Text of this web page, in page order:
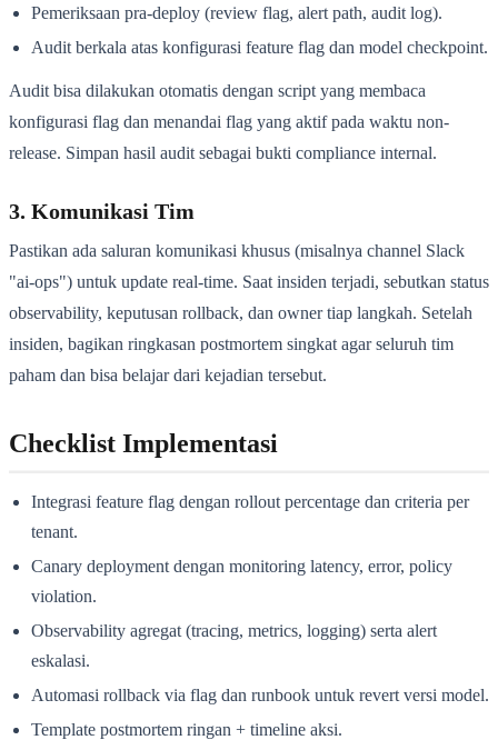
Pemeriksaan pra-deploy (review flag, alert path, audit log).
Audit berkala atas konfigurasi feature flag dan model checkpoint.
Audit bisa dilakukan otomatis dengan script yang membaca
konfigurasi flag dan menandai flag yang aktif pada waktu non-
release. Simpan hasil audit sebagai bukti compliance internal.
3. Komunikasi Tim
Pastikan ada saluran komunikasi khusus (misalnya channel Slack
"ai-ops") untuk update real-time. Saat insiden terjadi, sebutkan status
observability, keputusan rollback, dan owner tiap langkah. Setelah
insiden, bagikan ringkasan postmortem singkat agar seluruh tim
paham dan bisa belajar dari kejadian tersebut.
Checklist Implementasi
Integrasi feature flag dengan rollout percentage dan criteria per
tenant.
Canary deployment dengan monitoring latency, error, policy
violation.
Observability agregat (tracing, metrics, logging) serta alert
eskalasi.
Automasi rollback via flag dan runbook untuk revert versi model.
Template postmortem ringan + timeline aksi.